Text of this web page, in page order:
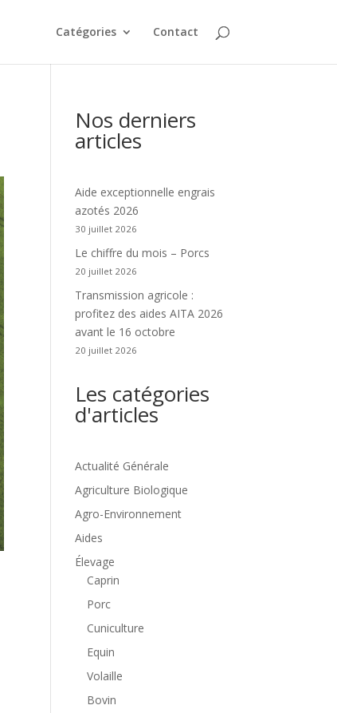
Catégories Contact
Nos derniers
articles
Aide exceptionnelle engrais
azotés 2026
30 juillet 2026
Le chiffre du mois – Porcs
20 juillet 2026
Transmission agricole :
profitez des aides AITA 2026
avant le 16 octobre
20 juillet 2026
Les catégories
d'articles
Actualité Générale
Agriculture Biologique
Agro-Environnement
Aides
Élevage
Caprin
Porc
Cuniculture
Equin
Volaille
Bovin